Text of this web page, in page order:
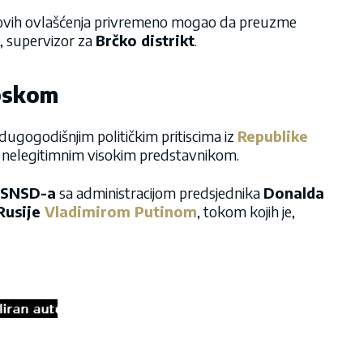
ovlašćenja privremeno mogao da preuzme
, supervizor za Brčko distrikt.
političkim pritiscima iz Republike
visokim predstavnikom.
SNSD-a sa administracijom predsjednika Donalda
Vladimirom Putinom, tokom kojih je,